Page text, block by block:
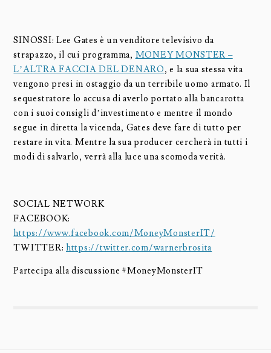
SINOSSI: Lee Gates è un venditore televisivo da
strapazzo, il cui programma, MONEY MONSTER –
L’ALTRA FACCIA DEL DENARO, e la sua stessa vita
vengono presi in ostaggio da un terribile uomo armato. Il
sequestratore lo accusa di averlo portato alla bancarotta
con i suoi consigli d’investimento e mentre il mondo
segue in diretta la vicenda, Gates deve fare di tutto per
restare in vita. Mentre la sua producer cercherà in tutti i
modi di salvarlo, verrà alla luce una scomoda verità.
SOCIAL NETWORK
FACEBOOK:
https://www.facebook.com/MoneyMonsterIT/
TWITTER:https://twitter.com/warnerbrosita
Partecipa alla discussione #MoneyMonsterIT